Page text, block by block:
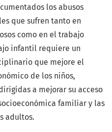
los abusos
que sufren tanto en
como en el trabajo
infantil requiere un
que mejore el
de los niños,
a mejorar su acceso
familiar y las
adultos.